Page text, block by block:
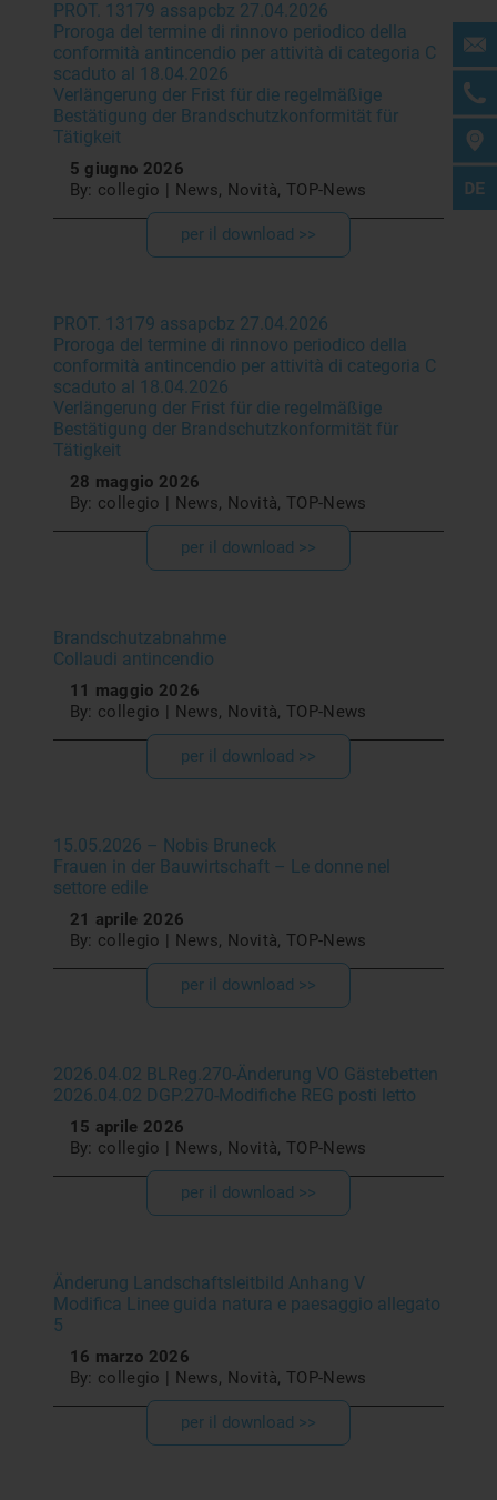
PROT. 13179 assapcbz 27.04.2026
Proroga del termine di rinnovo periodico della
conformità antincendio per attività di categoria C
scaduto al 18.04.2026
Verlängerung der Frist für die regelmäßige
Bestätigung der Brandschutzkonformität für
Tätigkeit
5 giugno 2026
By: collegio | News, Novità, TOP-News
per il download >>
PROT. 13179 assapcbz 27.04.2026
Proroga del termine di rinnovo periodico della
conformità antincendio per attività di categoria C
scaduto al 18.04.2026
Verlängerung der Frist für die regelmäßige
Bestätigung der Brandschutzkonformität für
Tätigkeit
28 maggio 2026
By: collegio | News, Novità, TOP-News
per il download >>
Brandschutzabnahme
Collaudi antincendio
11 maggio 2026
By: collegio | News, Novità, TOP-News
per il download >>
15.05.2026 – Nobis Bruneck
Frauen in der Bauwirtschaft – Le donne nel
settore edile
21 aprile 2026
By: collegio | News, Novità, TOP-News
per il download >>
2026.04.02 BLReg.270-Änderung VO Gästebetten
2026.04.02 DGP.270-Modifiche REG posti letto
15 aprile 2026
By: collegio | News, Novità, TOP-News
per il download >>
Änderung Landschaftsleitbild Anhang V
Modifica Linee guida natura e paesaggio allegato
5
16 marzo 2026
By: collegio | News, Novità, TOP-News
per il download >>